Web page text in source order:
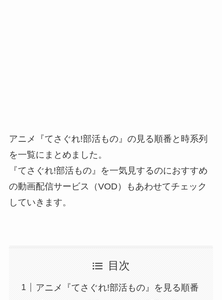
アニメ『てさぐれ!部活もの』の見る順番と時系列
を一覧にまとめました。
『てさぐれ!部活もの』を一気見するのにおすすめ
の動画配信サービス（VOD）もあわせてチェック
していきます。
目次
アニメ『てさぐれ!部活もの』を見る順番